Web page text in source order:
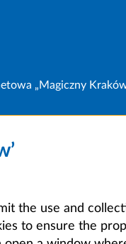
„Magiczny
the use and
to ensure the